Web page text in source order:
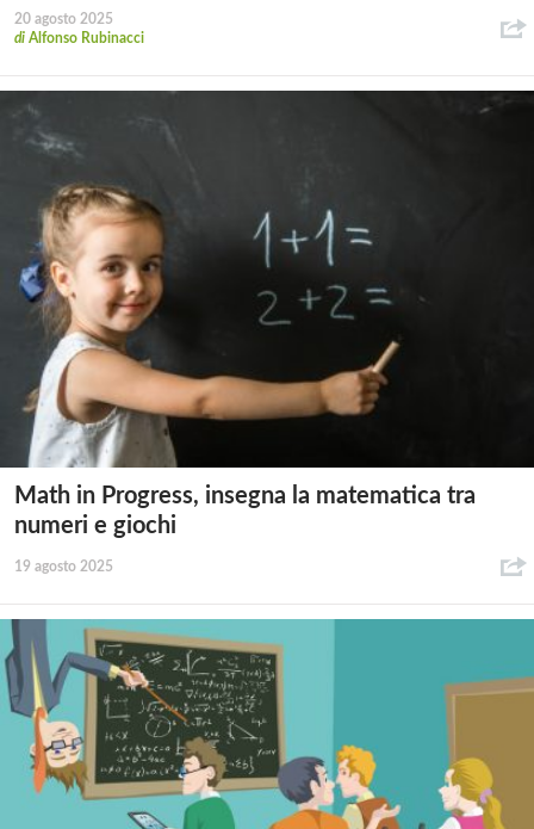
20 agosto 2025
di Alfonso Rubinacci
Math in Progress, insegna la matematica tra
numeri e giochi
19 agosto 2025